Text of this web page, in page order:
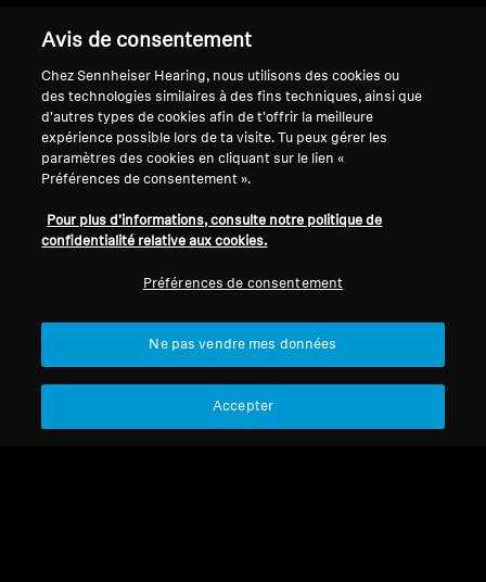
Support
Mentions légales
Politique de confidentialité
Conditions générales de vente en
Politique de divulgation
Notre entreprise
Carrière chez Sonova
Ambassadeurs de la
Avis de consentement
Chez Sennheiser Hearing, nous utilisons des cookies ou
des technologies similaires à des fins techniques, ainsi que
d'autres types de cookies afin de t'offrir la meilleure
expérience possible lors de ta visite. Tu peux gérer les
paramètres des cookies en cliquant sur le lien «
Préférences de consentement ».
Pour plus d'informations, consulte notre politique de
confidentialité relative aux cookies.
Préférences de consentement
Ne pas vendre mes données
Accepter